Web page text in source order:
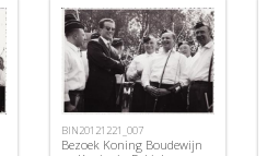
BIN20121221_007
Bezoek Koning Boudewijn